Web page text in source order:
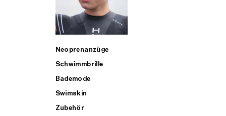
Neoprenanzüge
Schwimmbrille
Bademode
Swimskin
Zubehör